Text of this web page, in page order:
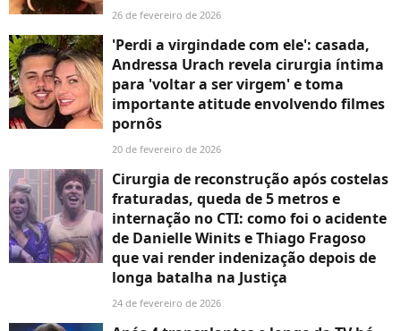
26 de fevereiro de 2026
'Perdi a virgindade com ele': casada,
Andressa Urach revela cirurgia íntima
para 'voltar a ser virgem' e toma
importante atitude envolvendo filmes
pornôs
20 de fevereiro de 2026
Cirurgia de reconstrução após costelas
fraturadas, queda de 5 metros e
internação no CTI: como foi o acidente
de Danielle Winits e Thiago Fragoso
que vai render indenização depois de
longa batalha na Justiça
24 de fevereiro de 2026